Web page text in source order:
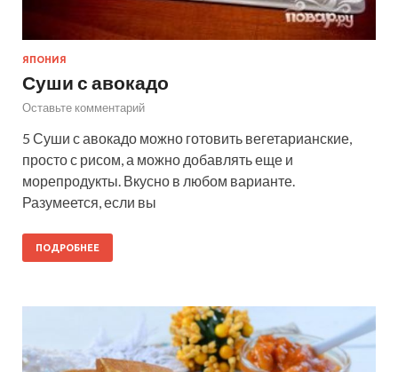
ЯПОНИЯ
Суши с авокадо
Оставьте комментарий
5 Суши с авокадо можно готовить вегетарианские,
просто с рисом, а можно добавлять еще и
морепродукты. Вкусно в любом варианте.
Разумеется, если вы
ПОДРОБНЕЕ